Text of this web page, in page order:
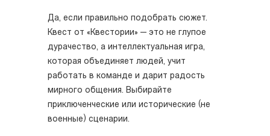
Да, если правильно подобрать сюжет.
Квест от «Квестории» — это не глупое
дурачество, а интеллектуальная игра,
которая объединяет людей, учит
работать в команде и дарит радость
мирного общения. Выбирайте
приключенческие или исторические (не
военные) сценарии.